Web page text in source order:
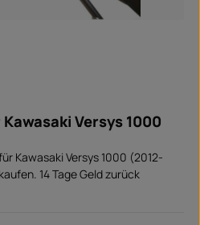
Versys 1000
Kawasaki Versys 1000 (2012-
14 Tage Geld zurück